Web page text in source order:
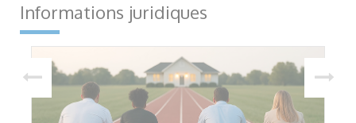
Informations juridiques